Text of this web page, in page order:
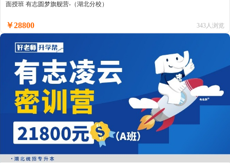
面授班 有志圆梦旗舰营-（湖北分校）
￥28800 343人浏览